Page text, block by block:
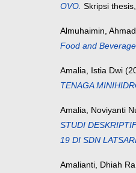
OVO. Skripsi
Almuhaimin, Ahmad
Food and
Amalia, Istia Dwi
TENAGA
Amalia, Noviyanti
STUDI
19 DI SDN
Amalianti, Dhiah